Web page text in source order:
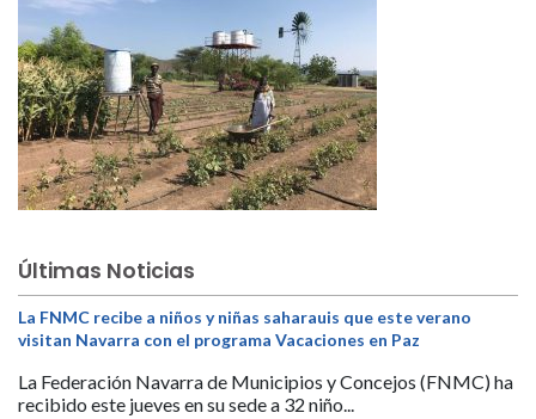
Últimas Noticias
La FNMC recibe a niños y niñas saharauis que este verano
visitan Navarra con el programa Vacaciones en Paz
La Federación Navarra de Municipios y Concejos (FNMC) ha
recibido este jueves en su sede a 32 niño...